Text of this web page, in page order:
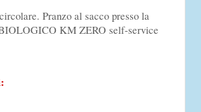
Pranzo al sacco presso la
KM ZERO self-service